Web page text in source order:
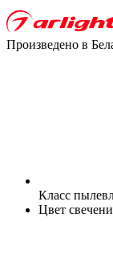
Произведено в
Класс
Цвет